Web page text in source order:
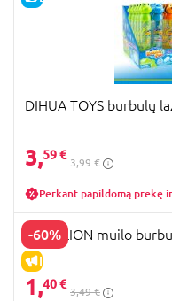
DIHUA TOYS burbulų
3,59 €
3,99 €
Perkant papildomą prekę
-60%
IŠPARDAVIMAS
GAZILLION muilo
1,40 €
3,49 €